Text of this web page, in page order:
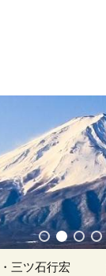
三ツ石行宏